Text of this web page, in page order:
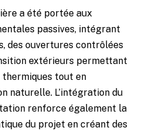
a été portée aux
passives, intégrant
des ouvertures contrôlées
extérieurs permettant
tout en
naturelle. L’intégration du
renforce également la
du projet en créant des